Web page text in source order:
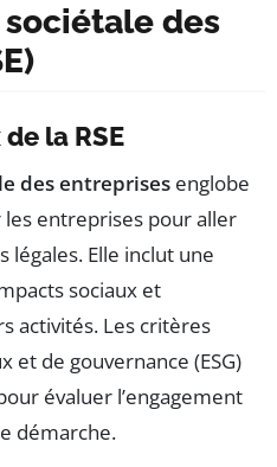
des
la RSE
des entreprises englobe
entreprises pour aller
légales. Elle inclut une
sociaux et
activités. Les critères
et de gouvernance (ESG)
évaluer l’engagement
démarche.